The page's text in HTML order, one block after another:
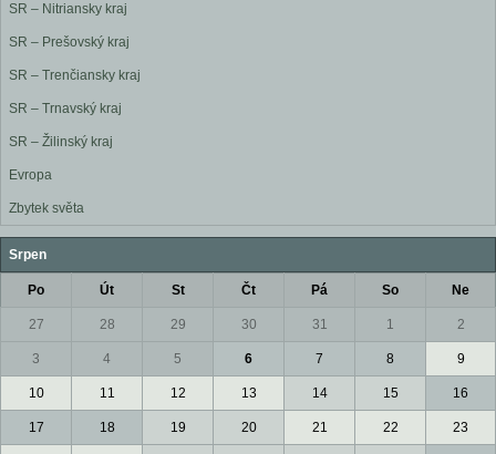
SR – Nitriansky kraj
SR – Prešovský kraj
SR – Trenčiansky kraj
SR – Trnavský kraj
SR – Žilinský kraj
Evropa
Zbytek světa
Srpen
Po Út St Čt Pá So Ne
27 28 29 30 31 1 2
3 4 5 6 7 8 9
10 11 12 13 14 15 16
17 18 19 20 21 22 23